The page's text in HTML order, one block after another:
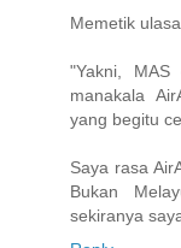
Memetik
"Yakni, MAS
manakala
yang begitu
Saya rasa
Bukan
sekiranya